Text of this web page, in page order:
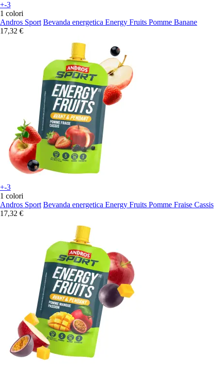
+-3
1 colori
Andros Sport Bevanda energetica Energy Fruits Pomme Banane
17,32 €
+-3
1 colori
Andros Sport Bevanda energetica Energy Fruits Pomme Fraise Cassis
17,32 €